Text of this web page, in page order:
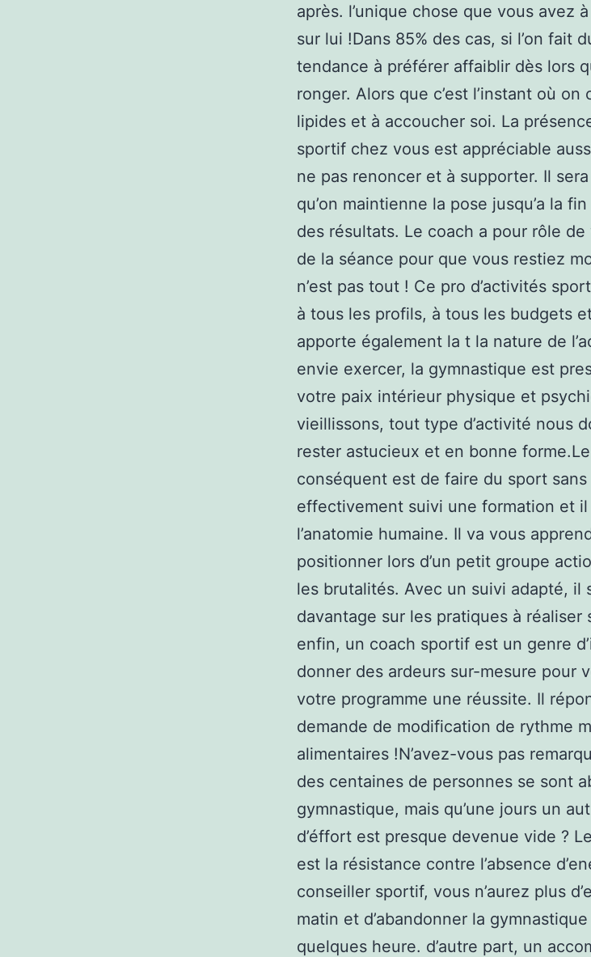
après. l’unique chose que vous avez
sur lui !Dans 85% des cas, si l’on fait
tendance à préférer affaiblir dès lors
ronger. Alors que c’est l’instant où
lipides et à accoucher soi. La
sportif chez vous est appréciable
ne pas renoncer et à supporter. Il
qu’on maintienne la pose jusqu’a la
des résultats. Le coach a pour rôle
de la séance pour que vous restiez
n’est pas tout ! Ce pro d’activités
à tous les profils, à tous les budgets
apporte également la t la nature de
envie exercer, la gymnastique est
votre paix intérieur physique et
vieillissons, tout type d’activité nous
rester astucieux et en bonne
conséquent est de faire du sport
effectivement suivi une formation et
l’anatomie humaine. Il va vous
positionner lors d’un petit groupe
les brutalités. Avec un suivi adapté, il
davantage sur les pratiques à réaliser
enfin, un coach sportif est un genre
donner des ardeurs sur-mesure pour
votre programme une réussite. Il
demande de modification de rythme
alimentaires !N’avez-vous pas
des centaines de personnes se sont
gymnastique, mais qu’une jours un
d’éffort est presque devenue vide ?
est la résistance contre l’absence
conseiller sportif, vous n’aurez plus
matin et d’abandonner la
quelques heure. d’autre part, un